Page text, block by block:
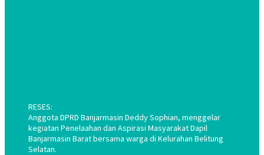
RESES:
Anggota DPRD Banjarmasin Deddy Sophian, menggelar
kegiatan Penelaahan dan Aspirasi Masyarakat Dapil
Banjarmasin Barat bersama warga di Kelurahan Belitung
Selatan.